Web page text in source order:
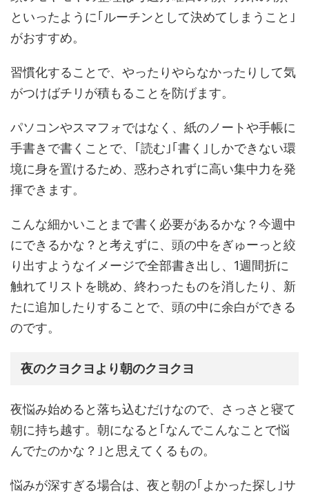
といったように｢ルーチンとして決めてしまうこと｣
がおすすめ。
習慣化することで、やったりやらなかったりして気
がつけばチリが積もることを防げます。
パソコンやスマフォではなく、紙のノートや手帳に
手書きで書くことで、｢読む｣｢書く｣しかできない環
境に身を置けるため、惑わされずに高い集中力を発
揮できます。
こんな細かいことまで書く必要があるかな？今週中
にできるかな？と考えずに、頭の中をぎゅーっと絞
り出すようなイメージで全部書き出し、1週間折に
触れてリストを眺め、終わったものを消したり、新
たに追加したりすることで、頭の中に余白ができる
のです。
夜のクヨクヨより朝のクヨクヨ
夜悩み始めると落ち込むだけなので、さっさと寝て
朝に持ち越す。朝になると｢なんでこんなことで悩
んでたのかな？｣と思えてくるもの。
悩みが深すぎる場合は、夜と朝の｢よかった探し｣サ